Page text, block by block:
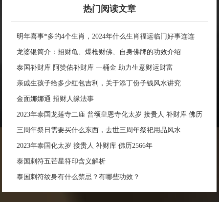
热门阅读文章
明年喜事*多的4个生肖，2024年什么生肖福运临门好事连连
龙婆银简介：招财龟、爆枪财佛、自身佛牌的功效介绍
泰国补财库 阿赞佑补财库 一桶金 助力生意财运财富
亲戚生孩子给多少红包吉利，关于添丁份子钱风水讲究
金面娜娜通 招财人缘法事
2023年泰国龙莲寺二庙 普颂皇恩寺化太岁 接贵人 补财库 佛历
2566年
三周年祭日需要买什么东西，去世三周年祭祀用品风水
2023年泰国化太岁 接贵人 补财库 佛历2566年
泰国刺符五芒星符印含义解析
泰国刺符纹身有什么禁忌？有哪些功效？